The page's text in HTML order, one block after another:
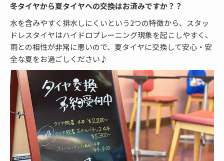
冬タイヤから夏タイヤへの交換はお済みですか？？
水を含みやすく排水しにくいという2つの特徴から、スタッ
ドレスタイヤはハイドロプレーニング現象を起こしやすく、
雨との相性が非常に悪いので、夏タイヤに交換して安心・安
全な夏をお過ごしください♪